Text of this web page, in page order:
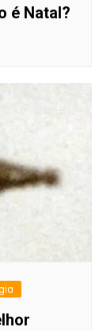
é Natal?